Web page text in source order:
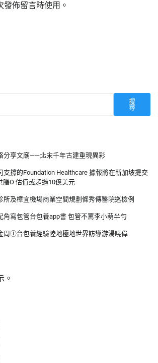
發佈留言時使用。
搜
尋
分享文廟——北宋千年古建重現異彩
支撐的Foundation Healthcare 據報將在新加坡提交
膳O 估值或超過10億美元
所及樟宜機場商業空間規劃條秀傳醫院巡檢例
角寫包管台包養app書 包管不罵李小萌半句
周①台包養經驗陸地極地世界訪導游湯曉偉
。